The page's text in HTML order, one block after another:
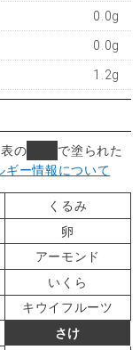
0.0g
0.0g
1.2g
の
で塗られた
ギー情報について
くるみ
卵
アーモンド
いくら
キウイフルーツ
さけ